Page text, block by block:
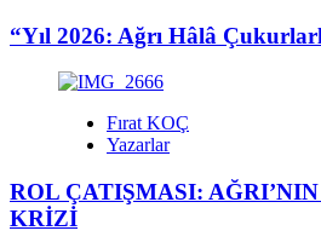
“Yıl 2026: Ağrı Hâlâ
Fırat KOÇ
Yazarlar
ROL ÇATIŞMASI:
KRİZİ